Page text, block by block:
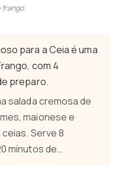
frango
para a Ceia é uma
com 4
preparo.
salada cremosa de
maionese e
Serve 8
minutos de…